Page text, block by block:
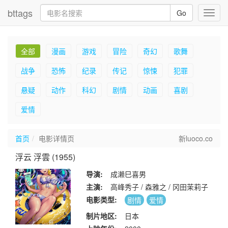
bttags Go
全部 漫画 游戏 冒险 奇幻
歌舞
战争
恐怖 纪录 传记 惊悚
犯罪
悬疑
动作 科幻 剧情 动画
喜剧
爱情
首页 电影详情页 新luoco.co
浮云 浮雲 (1955)
导演:
成濑巳喜男
主演:
高峰秀子 / 森雅之 / 冈田茉莉子
电影类型:
剧情
爱情
制片地区:
日本